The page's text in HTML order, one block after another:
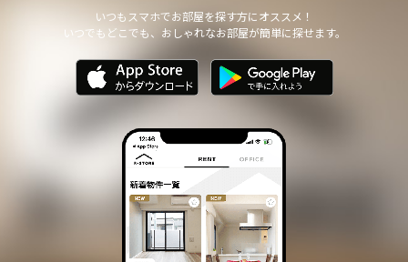
いつもスマホでお部屋を探す方にオススメ！
いつでもどこでも、おしゃれなお部屋が簡単に探せます。